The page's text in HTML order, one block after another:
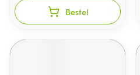
Bestel